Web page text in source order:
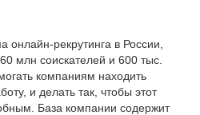
рекрутинга в России,
млн соискателей и 600 тыс.
компаниям находить
и делать так, чтобы этот
База компании содержит